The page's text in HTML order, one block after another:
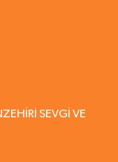
SEVGİ VE